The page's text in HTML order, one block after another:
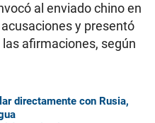
al enviado chino en
y presentó
las afirmaciones, según
directamente con Rusia,